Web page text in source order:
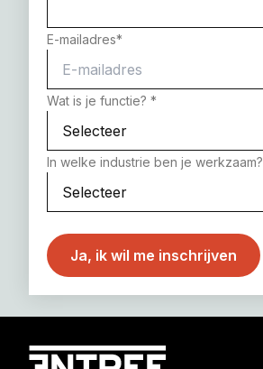
E-mailadres*
Wat is je functie? *
In welke industrie ben je werkzaam?